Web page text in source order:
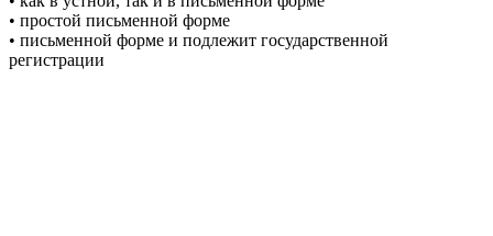
• простой письменной форме
• письменной форме и подлежит государственной
регистрации